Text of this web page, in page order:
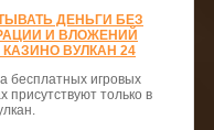
ДЕНЬГИ БЕЗ
И ВЛОЖЕНИЙ
ВУЛКАН 24
бесплатных игровых
присутствуют только в